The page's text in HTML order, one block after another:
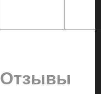
Отзывы